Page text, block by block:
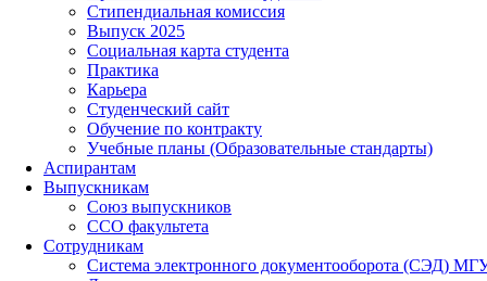
Стипендиальная комиссия
Выпуск 2025
Социальная карта студента
Практика
Карьера
Студенческий сайт
Обучение по контракту
Учебные планы (Образовательные стандарты)
Аспирантам
Выпускникам
Союз выпускников
ССО факультета
Сотрудникам
Система электронного документооборота (СЭД)